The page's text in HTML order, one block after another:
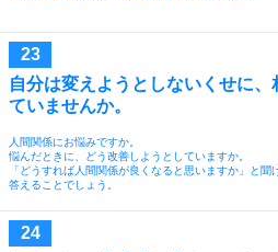
自分は変えようとしないくせに
ていませんか。
人間関係にお悩みですか。
悩んだときに、どう改善しようとしていますか。
「どうすれば人間関係が良くなると思いますか」と聞
答えることでしょう。